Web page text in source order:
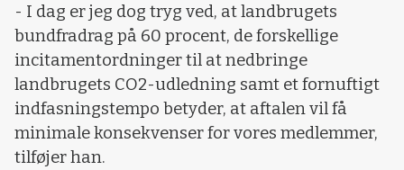
- I dag er jeg dog tryg ved, at landbrugets
bundfradrag på 60 procent, de forskellige
incitamentordninger til at nedbringe
landbrugets CO2-udledning samt et fornuftigt
indfasningstempo betyder, at aftalen vil få
minimale konsekvenser for vores medlemmer,
tilføjer han.